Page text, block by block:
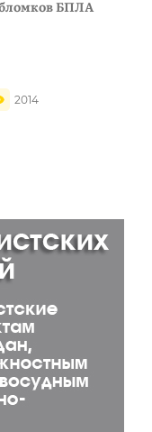
БПЛА
2014